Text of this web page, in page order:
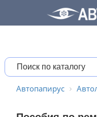
Автопапирус